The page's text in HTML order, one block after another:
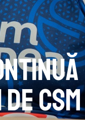
CSM